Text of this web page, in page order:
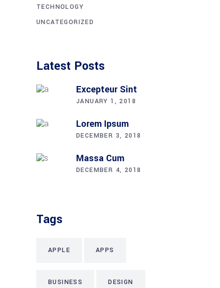
TECHNOLOGY
UNCATEGORIZED
Latest Posts
Excepteur Sint
JANUARY 1, 2018
Lorem Ipsum
DECEMBER 3, 2018
Massa Cum
DECEMBER 4, 2018
Tags
APPLE APPS
BUSINESS DESIGN